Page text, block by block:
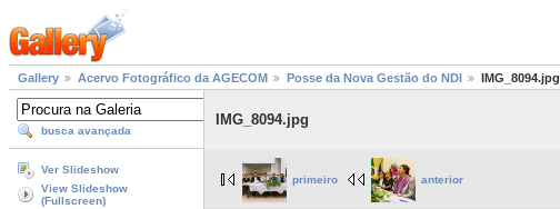
Gallery Acervo Fotográfico da AGECOM Posse da Nova Gestão do NDI IMG_8094.jpg
busca avançada
Ver Slideshow
View Slideshow
(Fullscreen)
IMG_8094.jpg
primeiro anterior